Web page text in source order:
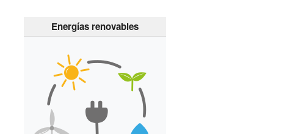
Energías renovables